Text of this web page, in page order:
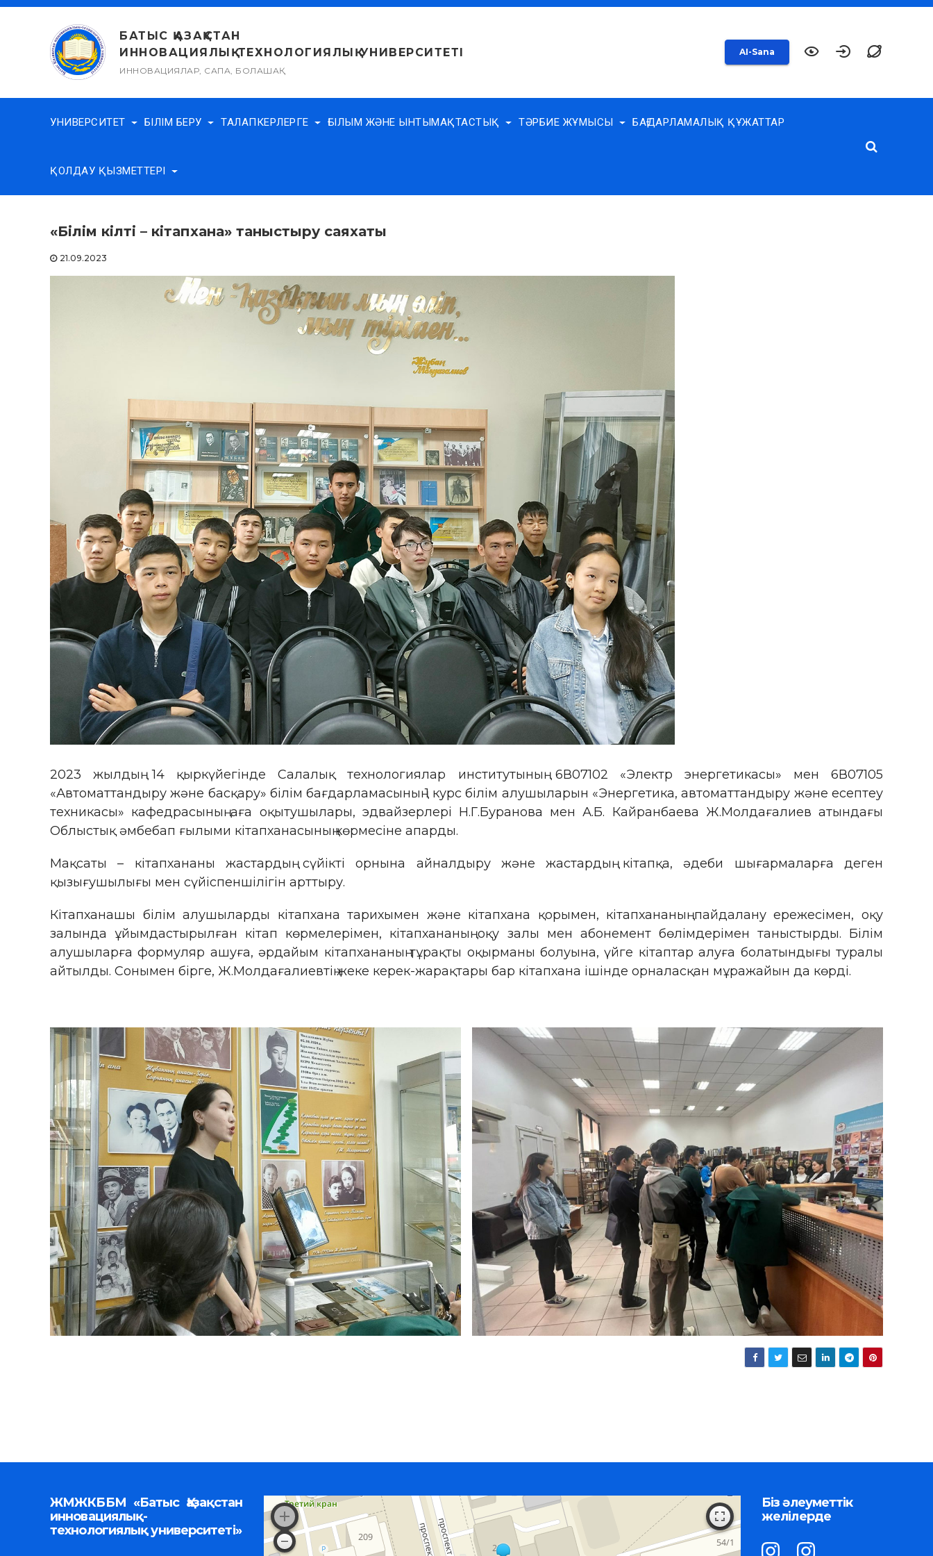
Skip
БАТЫС ҚАЗАҚСТАН
ИННОВАЦИЯЛЫҚ-ТЕХНОЛОГИЯЛЫҚ УНИВЕРСИТЕТІ
ИННОВАЦИЯЛАР, САПА, БОЛАШАҚ
AI-Sana
УНИВЕРСИТЕТ БІЛІМ БЕРУ ТАЛАПКЕРЛЕРГЕ ҒЫЛЫМ ЖӘНЕ ЫНТЫМАҚТАСТЫҚ ТӘРБИЕ ЖҰМЫСЫ БАҒДАРЛАМАЛЫҚ ҚҰЖАТТАР
ҚОЛДАУ ҚЫЗМЕТТЕРІ
«Білім кілті – кітапхана» таныстыру саяхаты
21.09.2023
2023 жылдың 14 қыркүйегінде Салалық технологиялар институтының 6В07102 «Электр энергетикасы» мен 6В07105
«Автоматтандыру және басқару» білім бағдарламасының 1 курс білім алушыларын «Энергетика, автоматтандыру және есептеу
техникасы» кафедрасының аға оқытушылары, эдвайзерлері Н.Г.Буранова мен А.Б. Кайранбаева Ж.Молдағалиев атындағы
Облыстық әмбебап ғылыми кітапханасының көрмесіне апарды.
Мақсаты – кітапхананы жастардың сүйікті орнына айналдыру және жастардың кітапқа, әдеби шығармаларға деген
қызығушылығы мен сүйіспеншілігін арттыру.
Кітапханашы білім алушыларды кітапхана тарихымен және кітапхана қорымен, кітапхананың пайдалану ережесімен, оқу
залында ұйымдастырылған кітап көрмелерімен, кітапхананың оқу залы мен абонемент бөлімдерімен таныстырды. Білім
алушыларға формуляр ашуға, әрдайым кітапхананың тұрақты оқырманы болуына, үйге кітаптар алуға болатындығы туралы
айтылды. Сонымен бірге, Ж.Молдағалиевтің жеке керек-жарақтары бар кітапхана ішінде орналасқан мұражайын да көрді.
ЖМЖКББМ «Батыс Қазақстан
инновациялық-
технологиялық университеті»
Біз әлеуметтік
желілерде